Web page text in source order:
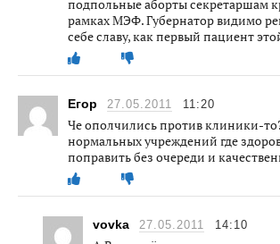
подпольные аборты секретаршам
рамках МЭФ. Губернатор видимо
себе славу, как первый пациент
Егор 27.05.2011 11:20
Че ополчились против клиники-
нормальных учреждений где
поправить без очереди и
vovka 27.05.2011 14:10